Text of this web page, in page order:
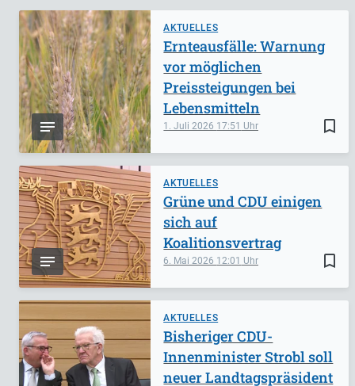
AKTUELLES
bookmark_border
1. Juli 2026 17:51
Ernteausfälle: Warnung
vor möglichen
Preissteigungen bei
Lebensmitteln
AKTUELLES
bookmark_border
6. Mai 2026 12:01
Grüne und CDU einigen
sich auf
Koalitionsvertrag
AKTUELLES
Bisheriger CDU-
Innenminister Strobl soll
neuer Landtagspräsident